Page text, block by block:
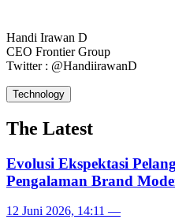
Handi Irawan D
CEO Frontier Group
Twitter : @HandiirawanD
Technology
The Latest
Evolusi Ekspektasi
Pengalaman Brand
12 Juni 2026, 14:11 —